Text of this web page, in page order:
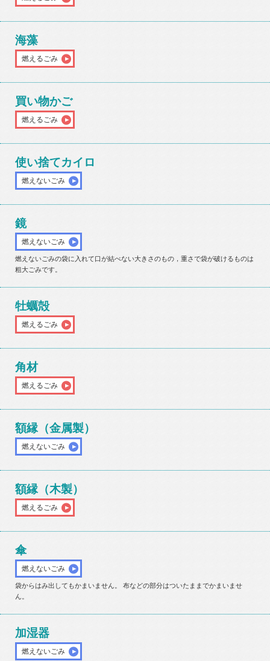
海藻
燃えるごみ
買い物かご
燃えるごみ
使い捨てカイロ
燃えないごみ
鏡
燃えないごみ
燃えないごみの袋に入れて口が結べない大きさのもの，重さで袋が破けるものは
粗大ごみです。
牡蠣殻
燃えるごみ
角材
燃えるごみ
額縁（金属製）
燃えないごみ
額縁（木製）
燃えるごみ
傘
燃えないごみ
袋からはみ出してもかまいません。 布などの部分はついたままでかまいませ
ん。
加湿器
燃えないごみ